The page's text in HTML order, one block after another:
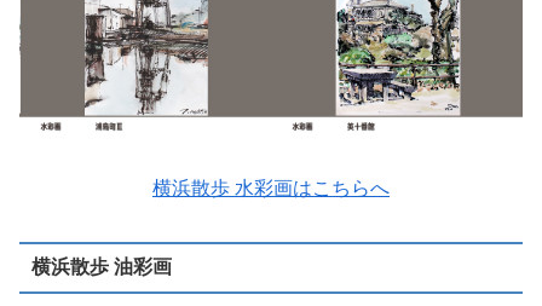
横浜散歩 水彩画はこちらへ
横浜散歩 油彩画